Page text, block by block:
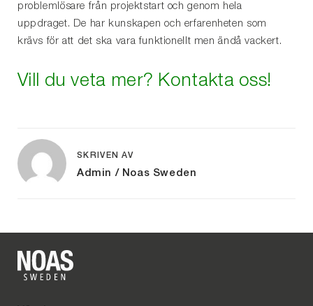
problemlösare från projektstart och genom hela
uppdraget. De har kunskapen och erfarenheten som
krävs för att det ska vara funktionellt men ändå vackert.
Vill du veta mer? Kontakta oss!
SKRIVEN AV
Admin / Noas Sweden